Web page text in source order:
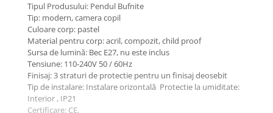
Tipul Produsului: Pendul Bufnite
Tip: modern, camera copil
Culoare corp: pastel
Material pentru corp: acril, compozit, child proof
Sursa de lumină: Bec E27, nu este inclus
Tensiune: 110-240V 50 / 60Hz
Finisaj: 3 straturi de protectie pentru un finisaj deosebit
Tip de instalare: Instalare orizontală Protectie la umiditate:
Interior , IP21
Certificare: CE,